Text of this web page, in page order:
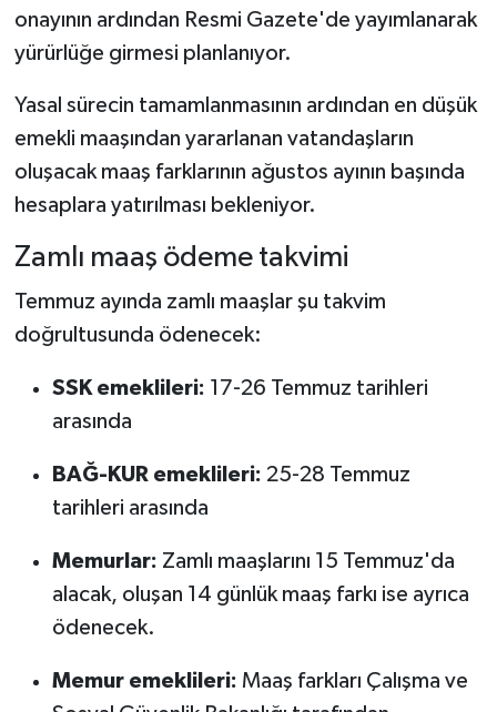
onayının ardından Resmi Gazete'de yayımlanarak
yürürlüğe girmesi planlanıyor.
Yasal sürecin tamamlanmasının ardından en düşük
emekli maaşından yararlanan vatandaşların
oluşacak maaş farklarının ağustos ayının başında
hesaplara yatırılması bekleniyor.
Zamlı maaş ödeme takvimi
Temmuz ayında zamlı maaşlar şu takvim
doğrultusunda ödenecek:
SSK emeklileri: 17-26 Temmuz tarihleri
arasında
BAĞ-KUR emeklileri: 25-28 Temmuz
tarihleri arasında
Memurlar: Zamlı maaşlarını 15 Temmuz'da
alacak, oluşan 14 günlük maaş farkı ise ayrıca
ödenecek.
Memur emeklileri: Maaş farkları Çalışma ve